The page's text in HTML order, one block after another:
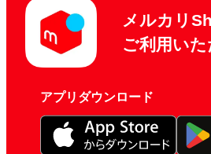
メルカリ
ご利用いた
アプリダウンロード